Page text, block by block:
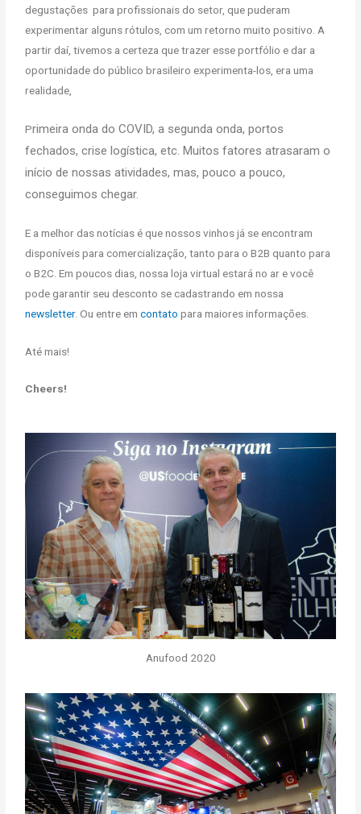
degustações para profissionais do setor, que puderam
experimentar alguns rótulos, com um retorno muito positivo. A
partir daí, tivemos a certeza que trazer esse portfólio e dar a
oportunidade do público brasileiro experimenta-los, era uma
realidade,
Primeira onda do COVID, a segunda onda, portos
fechados, crise logística, etc. Muitos fatores atrasaram o
início de nossas atividades, mas, pouco a pouco,
conseguimos chegar.
E a melhor das notícias é que nossos vinhos já se encontram
disponíveis para comercialização, tanto para o B2B quanto para
o B2C. Em poucos dias, nossa loja virtual estará no ar e você
pode garantir seu desconto se cadastrando em nossa
newsletter. Ou entre emcontato para maiores informações.
Até mais!
Cheers!
Anufood 2020